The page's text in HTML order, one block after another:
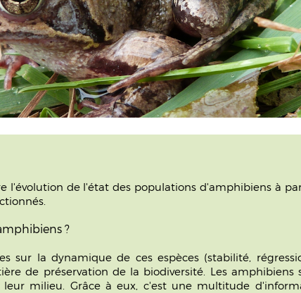
l'évolution de l'état des populations d'amphibiens à
?
sur la dynamique de ces espèces (stabilité,
de préservation de la biodiversité. Les amphibiens
milieu. Grâce à eux, c'est une multitude